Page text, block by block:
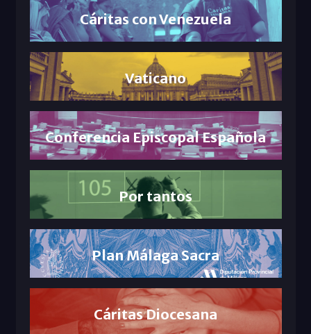
Cáritas con Venezuela
Vaticano
Conferencia Episcopal Española
Por tantos
Plan Málaga Sacra
Cáritas Diocesana